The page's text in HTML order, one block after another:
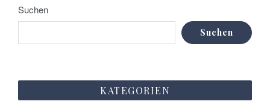
Suchen
Suchen
KATEGORIEN